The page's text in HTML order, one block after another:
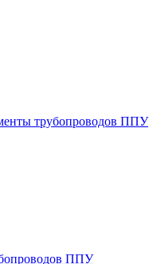
трубопроводов ППУ
ППУ